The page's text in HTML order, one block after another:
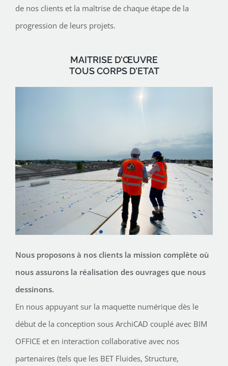
de nos clients et la maîtrise de chaque étape de la
progression de leurs projets.
MAITRISE D’ŒUVRE
TOUS CORPS D’ETAT
Nous proposons à nos clients la mission complète où
nous assurons la réalisation des ouvrages que nous
dessinons.
En nous appuyant sur la maquette numérique dès le
début de la conception sous ArchiCAD couplé avec BIM
OFFICE et en interaction collaborative avec nos
partenaires (tels que les BET Fluides, Structure,